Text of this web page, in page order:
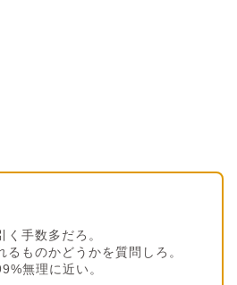
手数多だろ。
ものかどうかを質問しろ。
無理に近い。